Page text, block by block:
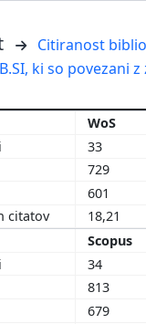
Citiranost
ki so povezani z
WoS
33
729
601
18,21
Scopus
34
813
679